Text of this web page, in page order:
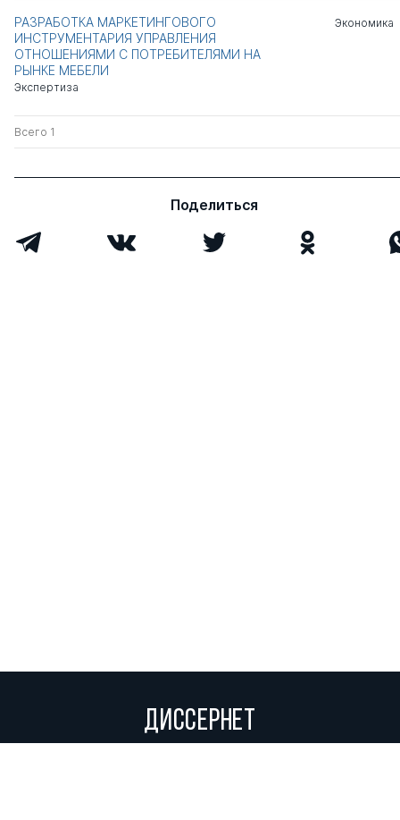
РАЗРАБОТКА МАРКЕТИНГОВОГО
ИНСТРУМЕНТАРИЯ УПРАВЛЕНИЯ
ОТНОШЕНИЯМИ С ПОТРЕБИТЕЛЯМИ НА
РЫНКЕ МЕБЕЛИ
Экспертиза
Экономика
Всего 1
Поделиться
ДИССЕРНЕТ